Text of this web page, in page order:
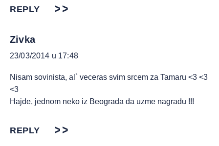
REPLY
Zivka
23/03/2014 u 17:48
Nisam sovinista, al` veceras svim srcem za Tamaru <3 <3
<3
Hajde, jednom neko iz Beograda da uzme nagradu !!!
REPLY